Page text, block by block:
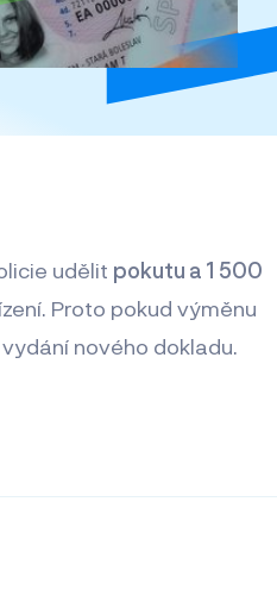
udělit pokutu a 1 500
Proto pokud výměnu
nového dokladu.